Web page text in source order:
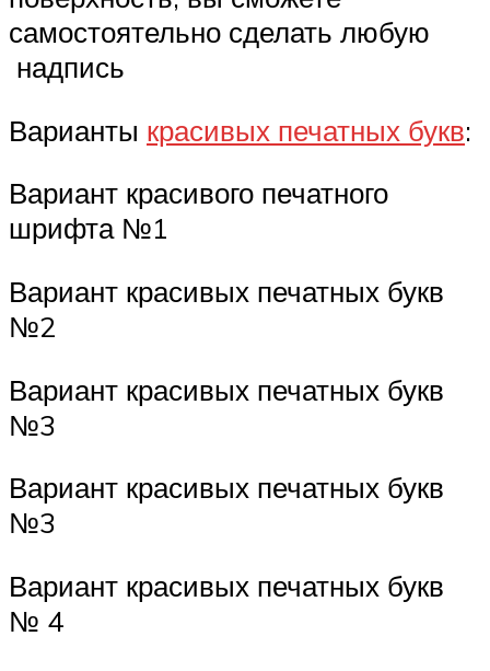
самостоятельно сделать любую
надпись
Варианты красивых печатных букв:
Вариант красивого печатного
шрифта №1
Вариант красивых печатных букв
№2
Вариант красивых печатных букв
№3
Вариант красивых печатных букв
№3
Вариант красивых печатных букв
№ 4